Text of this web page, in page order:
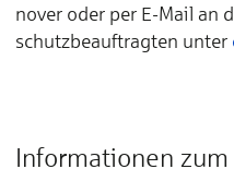
no­ver oder per E-Mail an
schutz­be­auf­trag­ten un­ter
Informationen